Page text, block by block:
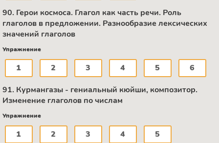
90. Герои космоса. Глагол как часть речи. Роль
глаголов в предложении. Разнообразие лексических
значений глаголов
Упражнение
1 2 3 4 5 6
91. Курмангазы - гениальный кюйши, композитор.
Изменение глаголов по числам
Упражнение
1 2 3 4 5